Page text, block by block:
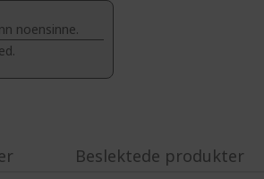
noensinne.
Beslektede produkter